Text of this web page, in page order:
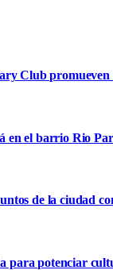
Club
en el barrio Rio
de la ciudad
para potenciar